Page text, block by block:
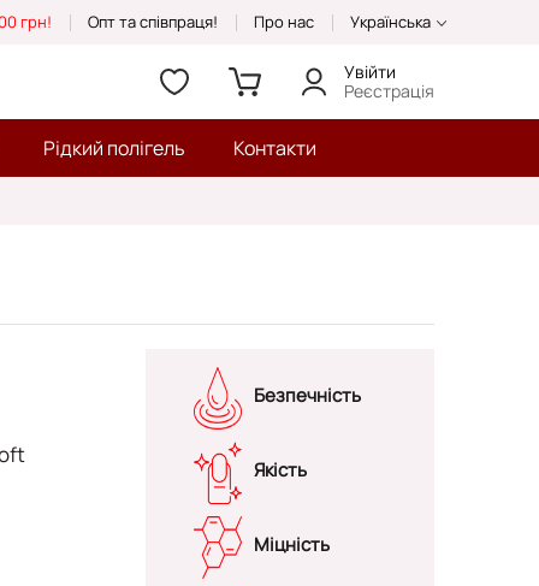
грн! Опт та співпраця! Про нас Українська
Увійти
Реєстрація
Рідкий полігель Контакти
Безпечність
Якість
Міцність